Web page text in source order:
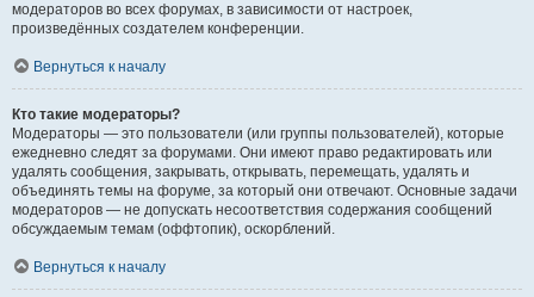
модераторов во всех форумах, в зависимости от настроек,
произведённых создателем конференции.
Вернуться к началу
Кто такие модераторы?
Модераторы — это пользователи (или группы пользователей), которые
ежедневно следят за форумами. Они имеют право редактировать или
удалять сообщения, закрывать, открывать, перемещать, удалять и
объединять темы на форуме, за который они отвечают. Основные задачи
модераторов — не допускать несоответствия содержания сообщений
обсуждаемым темам (оффтопик), оскорблений.
Вернуться к началу